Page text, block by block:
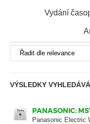
Vydání
VÝSLEDKY
PANASONIC:
Panasonic Electric